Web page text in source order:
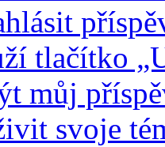
tlačítko
můj
svoje